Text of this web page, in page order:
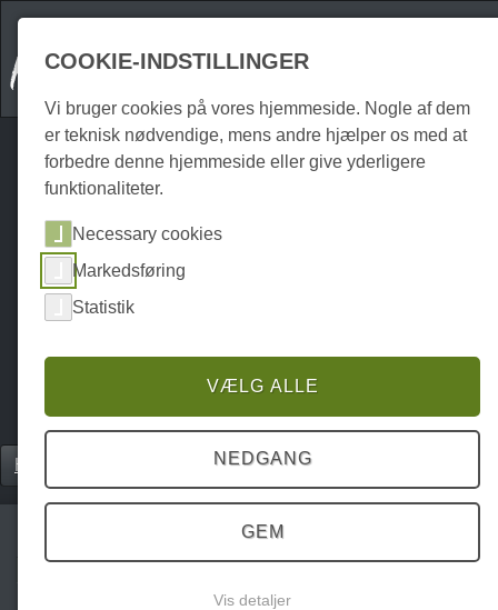
Home Sommerhuse
Harz Eco Lodgs
COOKIE-INDSTILLINGER
Vi bruger cookies på vores hjemmeside. Nogle af dem
er teknisk nødvendige, mens andre hjælper os med at
forbedre denne hjemmeside eller give yderligere
funktionaliteter.
Necessary cookies
Markedsføring
Statistik
VÆLG ALLE
NEDGANG
GEM
Vis detaljer